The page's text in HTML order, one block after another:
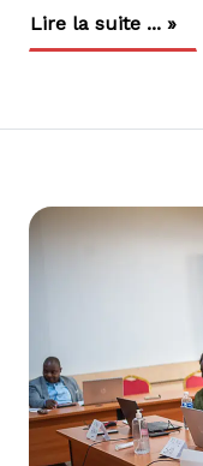
Lire la suite ... »